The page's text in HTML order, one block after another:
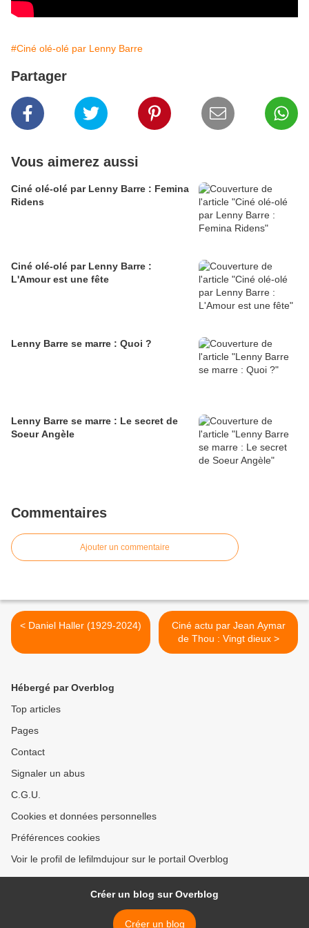
#Ciné olé-olé par Lenny Barre
Partager
Vous aimerez aussi
Ciné olé-olé par Lenny Barre : Femina
Ridens
Ciné olé-olé par Lenny Barre :
L'Amour est une fête
Lenny Barre se marre : Quoi ?
Lenny Barre se marre : Le secret de
Soeur Angèle
Commentaires
Ajouter un commentaire
< Daniel Haller (1929-2024)
Ciné actu par Jean Aymar
de Thou : Vingt dieux >
Hébergé par Overblog
Top articles
Pages
Contact
Signaler un abus
C.G.U.
Cookies et données personnelles
Préférences cookies
Voir le profil de lefilmdujour sur le portail Overblog
Créer un blog sur Overblog
Créer un blog